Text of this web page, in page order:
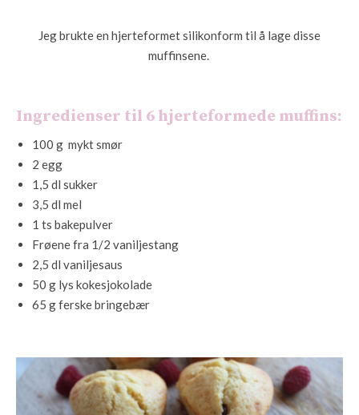
Jeg brukte en hjerteformet silikonform til å lage disse
muffinsene.
Ingredienser til 6 hjerteformede muffins:
100 g mykt smør
2 egg
1,5 dl sukker
3,5 dl mel
1 ts bakepulver
Frøene fra 1/2 vaniljestang
2,5 dl vaniljesaus
50 g lys kokesjokolade
65 g ferske bringebær